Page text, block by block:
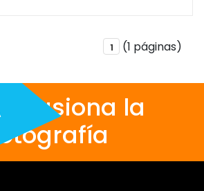
1 (1 páginas)
apasiona la
fotografía